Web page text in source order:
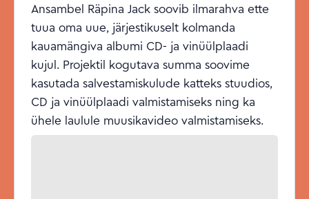
Ansambel Räpina Jack soovib ilmarahva ette
tuua oma uue, järjestikuselt kolmanda
kauamängiva albumi CD- ja vinüülplaadi
kujul. Projektil kogutava summa soovime
kasutada salvestamiskulude katteks stuudios,
CD ja vinüülplaadi valmistamiseks ning ka
ühele laulule muusikavideo valmistamiseks.